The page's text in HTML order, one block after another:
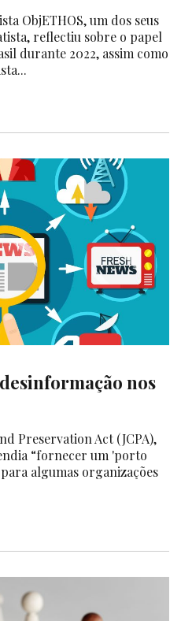
ObjETHOS, um dos seus
reflectiu sobre o papel
durante 2022, assim como
nos
Preservation Act (JCPA),
“fornecer um 'porto
algumas organizações